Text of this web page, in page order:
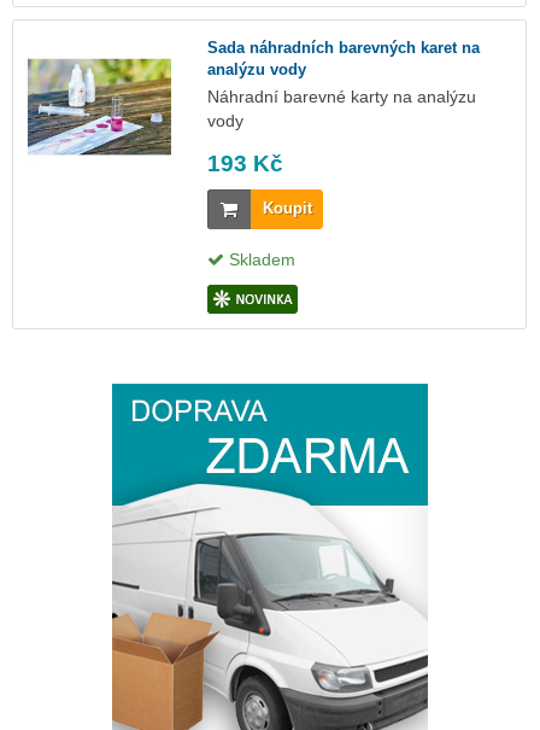
Sada náhradních barevných karet na
analýzu vody
Náhradní barevné karty na analýzu
vody
193 Kč
Koupit
Skladem